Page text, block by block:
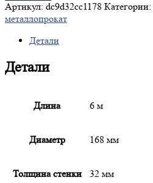
Артикул: dc9d32cc1178 Категории:
металлопрокат
Детали
Детали
Длина 6 м
Диаметр 168 мм
Толщина стенки 32 мм